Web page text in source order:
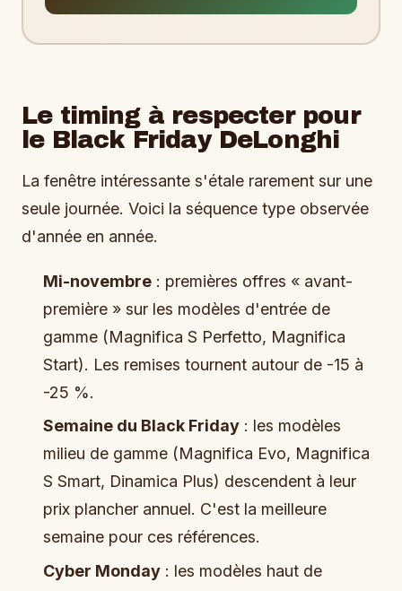
Le timing à respecter pour
le Black Friday DeLonghi
La fenêtre intéressante s'étale rarement sur une
seule journée. Voici la séquence type observée
d'année en année.
Mi-novembre : premières offres « avant-
première » sur les modèles d'entrée de
gamme (Magnifica S Perfetto, Magnifica
Start). Les remises tournent autour de -15 à
-25 %.
Semaine du Black Friday : les modèles
milieu de gamme (Magnifica Evo, Magnifica
S Smart, Dinamica Plus) descendent à leur
prix plancher annuel. C'est la meilleure
semaine pour ces références.
Cyber Monday : les modèles haut de